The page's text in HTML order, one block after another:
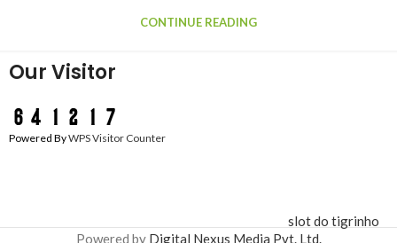
CONTINUE READING
Our Visitor
Powered ByWPS Visitor Counter
Powered by Digital Nexus Media Pvt. Ltd.
slot do tigrinho